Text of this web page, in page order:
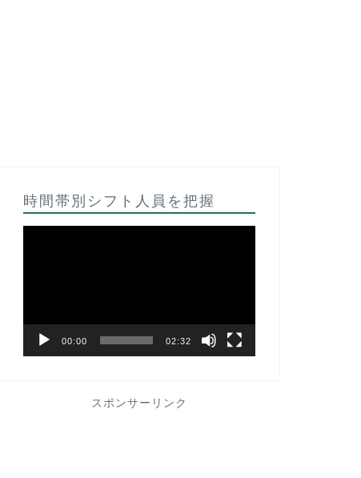
時間帯別シフト人員を把握
00:00 02:32
スポンサーリンク